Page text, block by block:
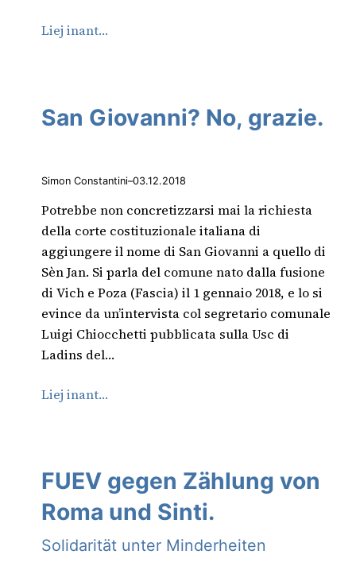
Liej inant…
San Giovanni? No, grazie.
Simon Constantini–03.12.2018
Potrebbe non concretizzarsi mai la richiesta
della corte costituzionale italiana di
aggiungere il nome di San Giovanni a quello di
Sèn Jan. Si parla del comune nato dalla fusione
di Vich e Poza (Fascia) il 1 gennaio 2018, e lo si
evince da un’intervista col segretario comunale
Luigi Chiocchetti pubblicata sulla Usc di
Ladins del…
Liej inant…
FUEV gegen Zählung von
Roma und Sinti.
Solidarität unter Minderheiten